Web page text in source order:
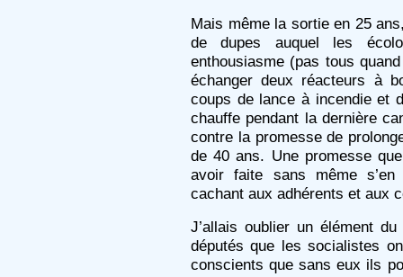
Mais même la sortie en 25
de dupes auquel les
enthousiasme (pas tous
échanger deux réacteurs à
coups de lance à incendie et
chauffe pendant la dernière
contre la promesse de
de 40 ans. Une promesse
avoir faite sans même
cachant aux adhérents et aux
J’allais oublier un élément du
députés que les socialistes
conscients que sans eux ils